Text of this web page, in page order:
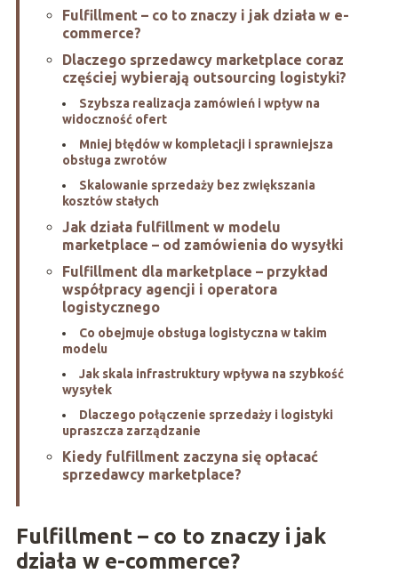
Fulfillment – co to znaczy i jak działa w e-
commerce?
Dlaczego sprzedawcy marketplace coraz
częściej wybierają outsourcing logistyki?
Szybsza realizacja zamówień i wpływ na
widoczność ofert
Mniej błędów w kompletacji i sprawniejsza
obsługa zwrotów
Skalowanie sprzedaży bez zwiększania
kosztów stałych
Jak działa fulfillment w modelu
marketplace – od zamówienia do wysyłki
Fulfillment dla marketplace – przykład
współpracy agencji i operatora
logistycznego
Co obejmuje obsługa logistyczna w takim
modelu
Jak skala infrastruktury wpływa na szybkość
wysyłek
Dlaczego połączenie sprzedaży i logistyki
upraszcza zarządzanie
Kiedy fulfillment zaczyna się opłacać
sprzedawcy marketplace?
Fulfillment – co to znaczy i jak
działa w e-commerce?